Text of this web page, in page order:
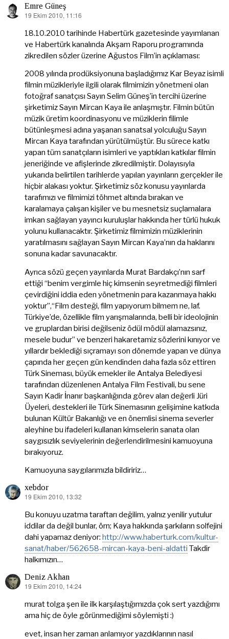
Emre Güneş
dedi
19 Ekim 2010, 11:16
18.10.2010 tarihinde Habertürk gazetesinde yayımlanan
ve Habertürk kanalında Akşam Raporu programında
zikredilen sözler üzerine Ağustos Film’in açıklaması:
2008 yılında prodüksiyonuna başladığımız Kar Beyaz isimli
filmin müzikleriyle ilgili olarak filmimizin yönetmeni olan
fotoğraf sanatçısı Sayın Selim Güneş’in tercihi üzerine
şirketimiz Sayın Mircan Kaya ile anlaşmıştır. Filmin bütün
müzik üretim koordinasyonu ve müziklerin filimle
bütünleşmesi adına yaşanan sanatsal yolculuğu Sayın
Mircan Kaya tarafından yürütülmüştür. Bu sürece katkı
yapan tüm sanatçıların isimleri ve yaptıkları katkılar filmin
jeneriğinde ve afişlerinde zikredilmiştir. Dolayısıyla
yukarıda belirtilen tarihlerde yapılan yayınların gerçekler ile
hiçbir alakası yoktur. Şirketimiz söz konusu yayınlarda
tarafımızı ve filmimizi töhmet altında bırakan ve
karalamaya çalışan kişiler ve bu mesnetsiz suçlamalara
imkan sağlayan yayıncı kuruluşlar hakkında her türlü hukuk
yolunu kullanacaktır. Şirketimiz filmimizin müziklerinin
yaratılmasını sağlayan Sayın Mircan Kaya’nın da haklarını
sonuna kadar savunacaktır.
Ayrıca sözü geçen yayınlarda Murat Bardakçı’nın sarf
ettiği “benim vergimle hiç kimsenin seyretmediği filmleri
çevirdiğini iddia eden yönetmenin para kazanmaya hakkı
yoktur”,“Film desteği, film yapıyorum bilmem ne, laf.
Türkiye’de, özellikle film yarışmalarında, belli bir ideolojinin
ve gruplardan birisi değilseniz ödül mödül alamazsınız,
mesele budur” ve benzeri hakaretamiz sözlerini kınıyor ve
yıllardır beklediği sıçramayı son dönemde yapan ve dünya
çapında her geçen gün kendinden daha fazla söz ettiren
Türk Sineması, büyük emekler ile Antalya Belediyesi
tarafından düzenlenen Antalya Film Festivali, bu sene
Sayın Kadir İnanır başkanlığında görev alan değerli Jüri
Üyeleri, destekleri ile Türk Sinemasının gelişimine katkıda
bulunan Kültür Bakanlığı ve en önemlisi sinema severler
aleyhine bu ifadeleri kullanan kimselerin sanata olan
saygısızlık seviyelerinin değerlendirilmesini kamuoyuna
bırakıyoruz.
Kamuoyuna saygılarımızla bildiririz…
xebdor
dedi
19 Ekim 2010, 13:32
Bu konuyu uzatma taraftarı değilim, yalnız yenilir yutulur
iddilar da değil bunlar, örn; Kaya hakkında şarkıların solfejini
dahi yapamaz deniyor: http://www.haberturk.com/kultur-
sanat/haber/562658-mircan-kaya-beni-aldatti Takdir
halkımızın…
Deniz Akhan
dedi
19 Ekim 2010, 14:24
murat tolga şen ile ilk karşılaştığımızda çok sert yazdığımı
ama hiç de öyle görünmediğimi söylemişti :)
evet, insan her zaman anlamıyor yazdıklarının nasıl